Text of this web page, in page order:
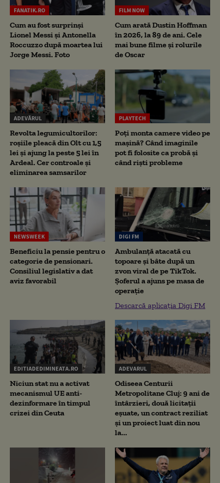
FANATIK.RO
Cum au fost surprinși
Lionel Messi și Antonella
Roccuzzo după moartea lui
Jorge Messi. Foto
FILM NOW
Cum arată Dustin Hoffman
în 2026, la 89 de ani. Cele
mai bune filme și rolurile
de Oscar
ADEVĂRUL
Revolta legumicultorilor:
roșiile pleacă din Olt cu 1,5
lei și ajung la peste 5 lei în
Ardeal. Cer controale și
eliminarea samsarilor
PLAYTECH
Poți monta camere video pe
mașină? Când imaginile
pot fi folosite ca probă și
când riști probleme
NEWSWEEK
Beneficiu la pensie pentru o
categorie de pensionari.
Consiliul legislativ a dat
aviz favorabil
DIGI FM
Ambulanță atacată cu
topoare și bâte după un
zvon viral de pe TikTok.
Șoferul a ajuns pe masa de
operație
Descarcă aplicația Digi FM
EDITIADEDIMINEATA.RO
Niciun stat nu a activat
mecanismul UE anti-
dezinformare în timpul
crizei din Ceuta
ADEVARUL
Odiseea Centurii
Metropolitane Cluj: 9 ani de
întârzieri, două licitații
eșuate, un contract reziliat
și un proiect luat din nou
la...